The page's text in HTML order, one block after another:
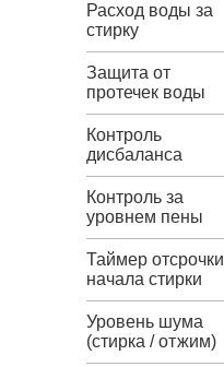
Расход воды за
стирку
Защита от
протечек воды
Контроль
дисбаланса
Контроль за
уровнем пены
Таймер отсрочки
начала стирки
Уровень шума
(стирка / отжим)